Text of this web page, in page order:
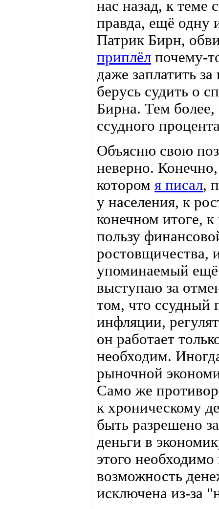
нас назад, к теме
правда, ещё одну
Патрик Бирн,
приплёл почему-
даже заплатить
берусь судить о
Бирна. Тем более,
ссудного
Объясню свою
неверно.
котором я писал,
у населения, к
конечном итоге,
пользу
ростовщичества,
упоминаемый ещё
выступаю за
том, что ссудный
инфляции,
он работает
необходим.
рыночной
Само же
к хроническому
быть разрешено
деньги в
этого необходимо
возможность
исключена из-за